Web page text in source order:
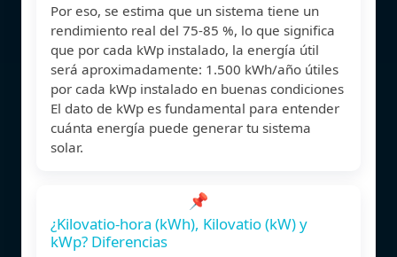
Por eso, se estima que un sistema tiene un
rendimiento real del 75-85 %, lo que significa
que por cada kWp instalado, la energía útil
será aproximadamente: 1.500 kWh/año útiles
por cada kWp instalado en buenas condiciones
El dato de kWp es fundamental para entender
cuánta energía puede generar tu sistema
solar.
📌
¿Kilovatio-hora (kWh), Kilovatio (kW) y
kWp? Diferencias